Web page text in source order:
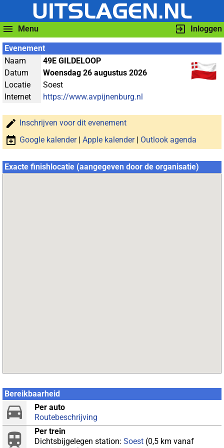
Menu Inloggen
Evenement
Naam
49E GILDELOOP
Datum
Woensdag 26 augustus 2026
Locatie
Soest
Internet
https://www.avpijnenburg.nl
Inschrijven voor dit evenement
Google kalender| Apple kalender| Outlook agenda
Exacte finishlocatie (aangegeven door de organisatie)
Bereikbaarheid
Per auto
Routebeschrijving
Per trein
Dichtsbijgelegen station: Soest (0,5 km vanaf